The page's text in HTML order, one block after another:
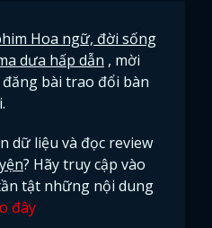
Hoa ngữ, đời sống
dưa hấp dẫn , mời
đăng bài trao đổi bàn
dữ liệu và đọc review
? Hãy truy cập vào
tật những nội dung
đây